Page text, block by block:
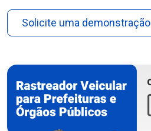
Solicite uma demonstração